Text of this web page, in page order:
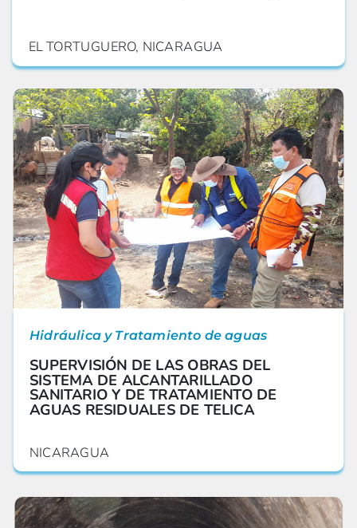
EL TORTUGUERO, NICARAGUA
Hidráulica y Tratamiento de aguas
SUPERVISIÓN DE LAS OBRAS DEL
SISTEMA DE ALCANTARILLADO
SANITARIO Y DE TRATAMIENTO DE
AGUAS RESIDUALES DE TELICA
NICARAGUA